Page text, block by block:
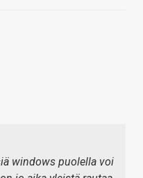
windows puolella voi